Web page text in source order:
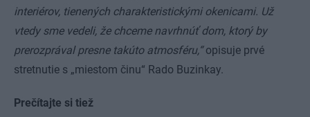
interiérov, tienených charakteristickými okenicami. Už
vtedy sme vedeli, že chceme navrhnúť dom, ktorý by
prerozprával presne takúto atmosféru,“opisuje prvé
stretnutie s „miestom činu“ Rado Buzinkay.
Prečítajte si tiež